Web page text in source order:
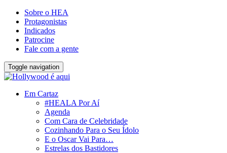
Sobre o HEA
Protagonistas
Indicados
Patrocine
Fale com a gente
Toggle navigation
Em Cartaz
#HEALA Por Aí
Agenda
Com Cara de Celebridade
Cozinhando Para o Seu Ídolo
E o Oscar Vai Para…
Estrelas dos Bastidores